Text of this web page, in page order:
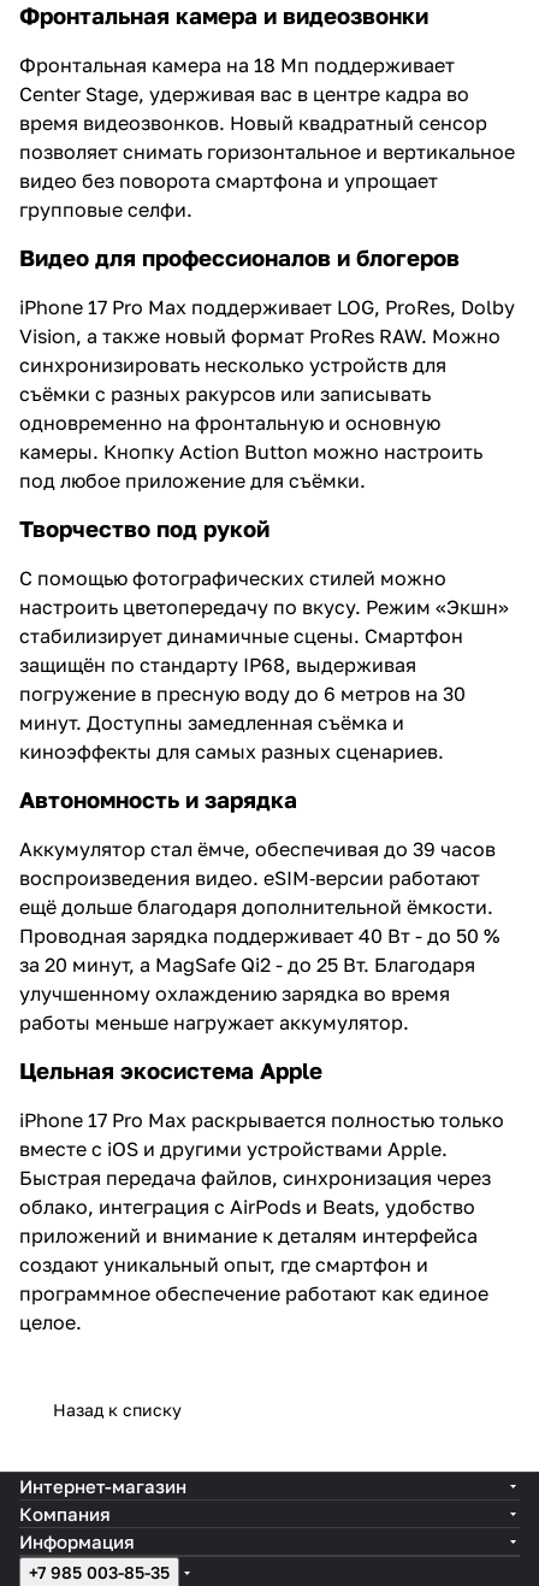
Фронтальная камера и видеозвонки
Фронтальная камера на 18 Мп поддерживает
Center Stage, удерживая вас в центре кадра во
время видеозвонков. Новый квадратный сенсор
позволяет снимать горизонтальное и вертикальное
видео без поворота смартфона и упрощает
групповые селфи.
Видео для профессионалов и блогеров
iPhone 17 Pro Max поддерживает LOG, ProRes, Dolby
Vision, а также новый формат ProRes RAW. Можно
синхронизировать несколько устройств для
съёмки с разных ракурсов или записывать
одновременно на фронтальную и основную
камеры. Кнопку Action Button можно настроить
под любое приложение для съёмки.
Творчество под рукой
С помощью фотографических стилей можно
настроить цветопередачу по вкусу. Режим «Экшн»
стабилизирует динамичные сцены. Смартфон
защищён по стандарту IP68, выдерживая
погружение в пресную воду до 6 метров на 30
минут. Доступны замедленная съёмка и
киноэффекты для самых разных сценариев.
Автономность и зарядка
Аккумулятор стал ёмче, обеспечивая до 39 часов
воспроизведения видео. eSIM‑версии работают
ещё дольше благодаря дополнительной ёмкости.
Проводная зарядка поддерживает 40 Вт - до 50 %
за 20 минут, а MagSafe Qi2 - до 25 Вт. Благодаря
улучшенному охлаждению зарядка во время
работы меньше нагружает аккумулятор.
Цельная экосистема Apple
iPhone 17 Pro Max раскрывается полностью только
вместе с iOS и другими устройствами Apple.
Быстрая передача файлов, синхронизация через
облако, интеграция с AirPods и Beats, удобство
приложений и внимание к деталям интерфейса
создают уникальный опыт, где смартфон и
программное обеспечение работают как единое
целое.
Назад к списку
Интернет-магазин
Компания
Информация
+7 985 003-85-35